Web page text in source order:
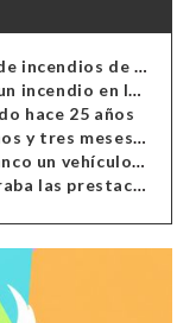
Detenido el autor de una oleada de incendios de contenedores en Almería
Madre e hijo hospitalizados tras un incendio en la cocina de una vivienda en Almería
hace 25 años
Confirmada la condena de tres años y tres meses al hombre de Antas acusado de xenofobia
Cinco heridos al caer por un barranco un vehículo en Alcolea
Detenido un matrimonio que cobraba las prestaciones de ilegales en Almería, Granada, Málaga, Huelva y Murcia